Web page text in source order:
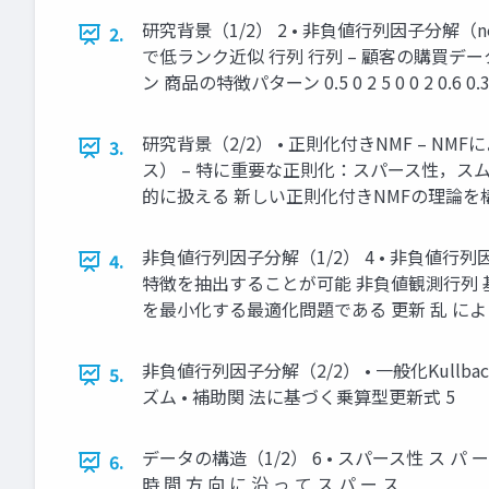
2.
研究背景（1/2） 2 • 非負値行列因子分解
で低ランク近似 行列 行列 – 顧客の購買デ
ン 商品の特徴パターン 0.5 0 2 5 0 0 2 0.6
3.
研究背景（2/2） • 正則化付きNMF – NMF
ス） – 特に重要な正則化：スパース性，ス
的に扱える 新しい正則化付きNMFの理論を
4.
非負値行列因子分解（1/2） 4 • 非負値行
特徴を抽出することが可能 非負値観測行列
を最小化する最適化問題である 更新 乱 に
5.
非負値行列因子分解（2/2） • 一般化
ズム • 補助関 法に基づく乗算型更新式 5
6.
データの構造（1/2） 6 • スパース性 ス パ
時 間 方 向 に 沿 っ て ス パ ー ス